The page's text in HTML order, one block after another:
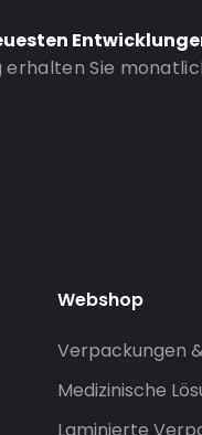
erhalten Sie
Webshop
Verpackungen
Medizinische